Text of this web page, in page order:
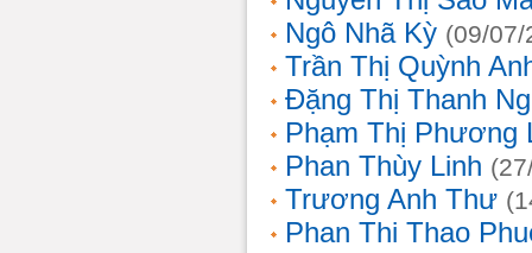
Ngô Nhã Kỳ (09/07/
Trần Thị Quỳnh
Đặng Thị Thanh
Phạm Thị Phương
Phan Thùy Linh
Trương Anh Thư
Phan Thi Thao